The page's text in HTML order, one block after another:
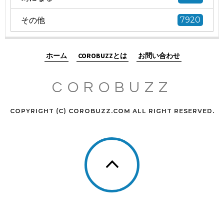
その他 7920
ホーム COROBUZZとは お問い合わせ
COROBUZZ
COPYRIGHT (C) COROBUZZ.COM ALL RIGHT RESERVED.